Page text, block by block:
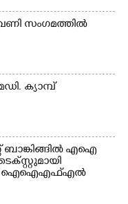
സംഗമത്തിൽ
ക്യാമ്പ്
ബാങ്കിങ്ങിൽ എഐ
ഐഐഎഫ്എൽ